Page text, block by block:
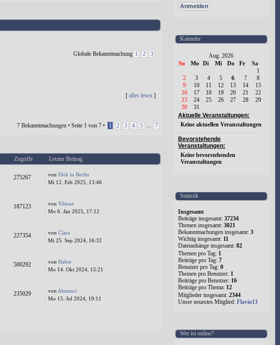
1
2 3
Globale Bekanntmachung
[ alles lesen ]
7 Bekanntmachungen • Seite 1 von 7 • 1 2 3 4 5 ... 7
Zugriffe Letzter Beitrag
275267 von Dirk in Berlin
Mi 12. Feb 2025, 13:46
187123 von Yilmaz
Mo 6. Jan 2025, 17:12
227354 von Clara
Mi 25. Sep 2024, 16:32
500292 von Haber
Mo 14. Okt 2024, 15:21
235029 von Almanci
Mo 15. Jul 2024, 19:11
Kalender
Aug. 2026
So
Mo Di Mi Do Fr
Sa
1
2
3 4 5 6 7
8
9
10 11 12 13 14
15
16
17 18 19 20 21
22
23
24 25 26 27 28
29
30
31
Aktuelle Veranstaltungen:
Keine aktuellen Veranstaltungen
Bevorstehende
Veranstaltungen:
Keine bevorstehenden
Veranstaltungen
Statistik
Insgesamt
Beiträge insgesamt: 37234
Themen insgesamt: 3021
Bekanntmachungen insgesamt: 3
Wichtig insgesamt: 11
Dateianhänge insgesamt: 82
Themen pro Tag: 1
Beiträge pro Tag: 7
Benutzer pro Tag: 0
Themen pro Benutzer: 1
Beiträge pro Benutzer: 16
Beiträge pro Thema: 12
Mitglieder insgesamt: 2344
Unser neuestes Mitglied: Flavio13
Wer ist online?